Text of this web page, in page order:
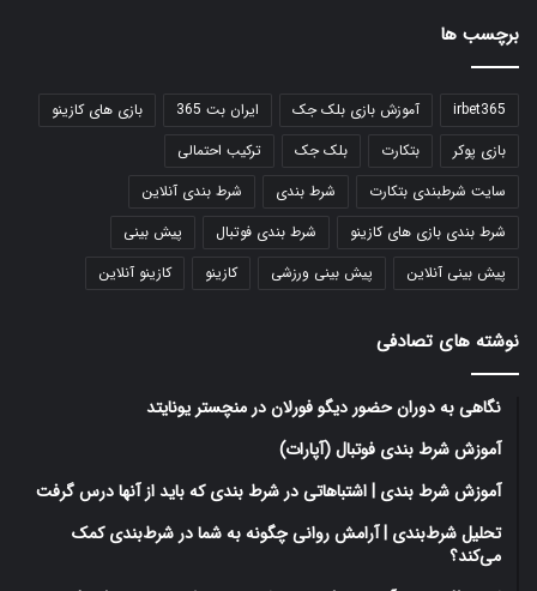
برچسب ها
irbet365 آموزش بازی بلک جک ایران بت 365
بازی های کازینو
بازی پوکر
بتکارت بلک جک
ترکیب احتمالی
سایت شرطبندی بتکارت
شرط بندی
شرط بندی آنلاین
شرط بندی بازی های کازینو
شرط بندی فوتبال
پیش بینی
پیش بینی آنلاین
پیش بینی ورزشی کازینو کازینو آنلاین
نوشته های تصادفی
نگاهی به دوران حضور دیگو فورلان در منچستر یونایتد
آموزش شرط بندی فوتبال (آپارات)
آموزش شرط بندی | اشتباهاتی در شرط بندی که باید از آنها درس گرفت
تحلیل شرط‌بندی | آرامش روانی چگونه به شما در شرط‌بندی کمک
می‌کند؟